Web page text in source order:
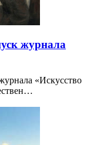
журнала
«Искусство